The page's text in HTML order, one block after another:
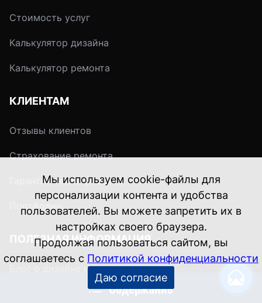
Содержание
Стоимость услуг
Калькулятор дизайна
Калькулятор ремонта
КЛИЕНТАМ
Отзывы клиентов
Страхование ремонта
Гарантия после ремонта
Портфолио
ПОЛЕЗНАЯ ИНФОРМАЦИЯ
Блог о дизайне и ремонте
Энциклопедия ремонта
Мы используем cookie-файлы для
персонализации контента и удобства
пользователей. Вы можете запретить их в
настройках своего браузера.
Продолжая пользоваться сайтом, вы
соглашаетесь с Политикой конфиденциальности
Даю согласие